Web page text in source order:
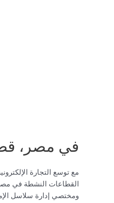
في مصر،
مع توسع التجارة
القطاعات النشطة في
ومختصي إدارة سلاسل